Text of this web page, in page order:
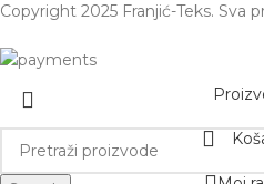
Copyright 2025 Franjić-Teks. Sva